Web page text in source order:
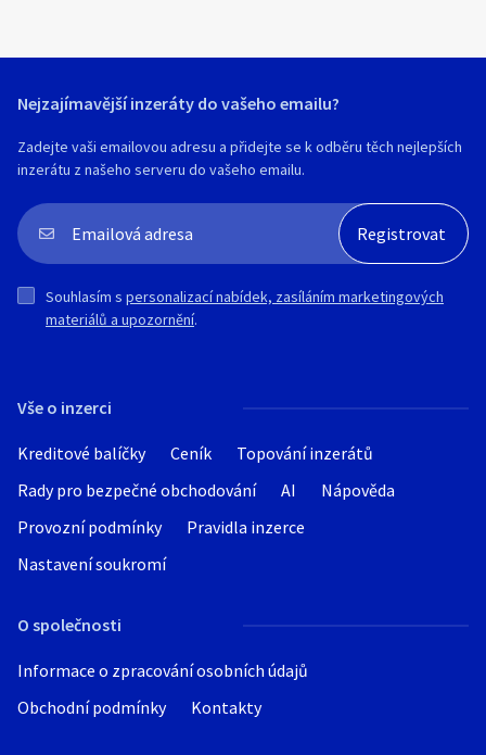
Vše o inzerci
Kreditové balíčky Ceník
Topování inzerátů
Rady pro bezpečné obchodování
AI
Nápověda
Provozní podmínky
Pravidla inzerce
Nastavení soukromí
O společnosti
Informace o zpracování osobních údajů
Obchodní podmínky
Kontakty
Nejzajímavější inzeráty do vašeho emailu?
Zadejte vaši emailovou adresu a přidejte se k odběru těch nejlepších
inzerátu z našeho serveru do vašeho emailu.
Souhlasím s personalizací nabídek, zasíláním marketingových
materiálů a upozornění.